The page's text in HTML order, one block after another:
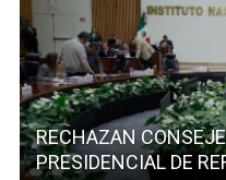
RECHAZAN
PRESIDENCIAL DE